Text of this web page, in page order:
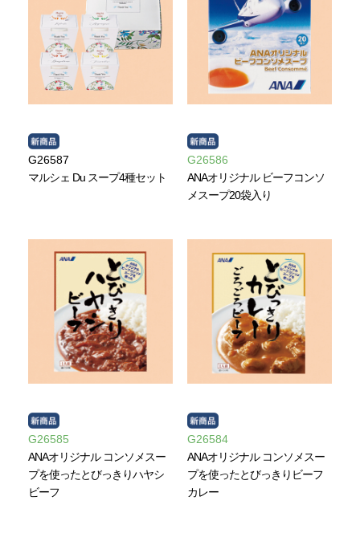
G26587
マルシェ Du スープ4種セット
G26586
ANAオリジナル ビーフコンソ
メスープ20袋入り
G26585
ANAオリジナル コンソメスー
プを使ったとびっきりハヤシ
ビーフ
G26584
ANAオリジナル コンソメスー
プを使ったとびっきりビーフ
カレー